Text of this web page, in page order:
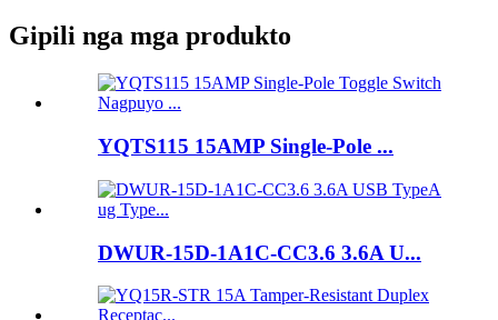
Gipili nga mga produkto
YQTS115 15AMP Single-Pole ...
DWUR-15D-1A1C-CC3.6 3.6A U...